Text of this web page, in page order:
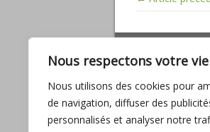
Nous respectons votre
Nous utilisons des cookies pour
de navigation, diffuser des
personnalisés et analyser notre
ARTICLES
Miracles,
son amour
L’UNION,